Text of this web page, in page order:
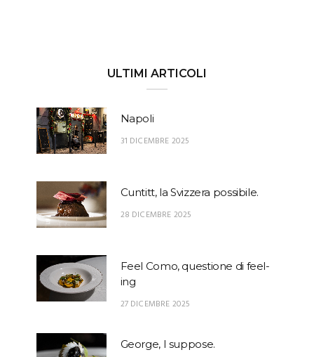
ULTIMI ARTICOLI
Napoli
31 DICEMBRE 2025
Cuntitt, la Svizzera possibile.
28 DICEMBRE 2025
Feel Como, questione di feel-
ing
27 DICEMBRE 2025
George, I suppose.